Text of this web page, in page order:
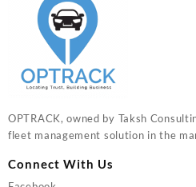
OPTRACK, owned by Taksh
fleet management solution in the
Connect With Us